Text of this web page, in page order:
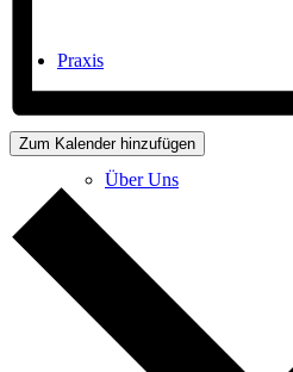
Praxis
Über Uns
Zum Kalender hinzufügen